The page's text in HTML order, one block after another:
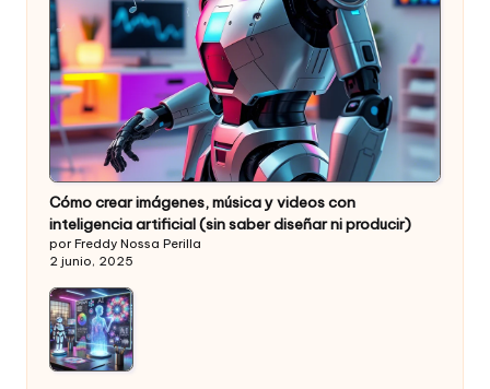
Cómo crear imágenes, música y videos con
inteligencia artificial (sin saber diseñar ni producir)
por Freddy Nossa Perilla
2 junio, 2025